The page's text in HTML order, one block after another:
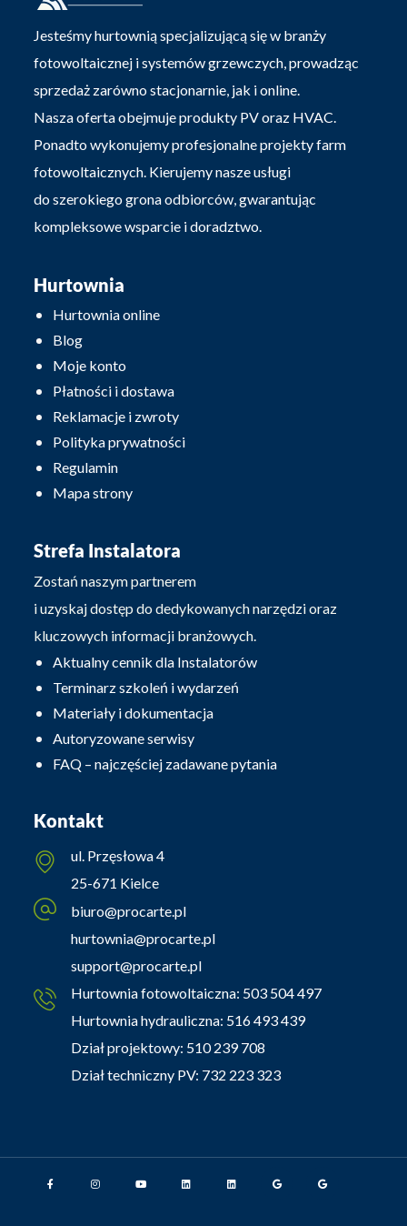
Jesteśmy hurtownią specjalizującą się w branży
fotowoltaicznej i systemów grzewczych, prowadząc
sprzedaż zarówno stacjonarnie, jak i online.
Nasza oferta obejmuje produkty PV oraz HVAC.
Ponadto wykonujemy profesjonalne projekty farm
fotowoltaicznych. Kierujemy nasze usługi
do szerokiego grona odbiorców, gwarantując
kompleksowe wsparcie i doradztwo.
Hurtownia
Hurtownia online
Blog
Moje konto
Płatności i dostawa
Reklamacje i zwroty
Polityka prywatności
Regulamin
Mapa strony
Strefa Instalatora
Zostań naszym partnerem
i uzyskaj dostęp do dedykowanych narzędzi oraz
kluczowych informacji branżowych.
Aktualny cennik dla Instalatorów
Terminarz szkoleń i wydarzeń
Materiały i dokumentacja
Autoryzowane serwisy
FAQ – najczęściej zadawane pytania
Kontakt
ul. Przęsłowa 4
25-671 Kielce
biuro@procarte.pl
hurtownia@procarte.pl
support@procarte.pl
Hurtownia fotowoltaiczna: 503 504 497
Hurtownia hydrauliczna: 516 493 439
Dział projektowy: 510 239 708
Dział techniczny PV: 732 223 323